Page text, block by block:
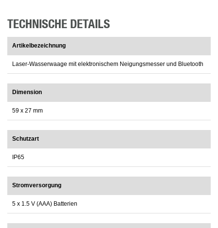
TECHNISCHE DETAILS
Artikelbezeichnung
Laser-Wasserwaage mit elektronischem Neigungsmesser und Bluetooth
Dimension
59 x 27 mm
Schutzart
IP65
Stromversorgung
5 x 1.5 V (AAA) Batterien